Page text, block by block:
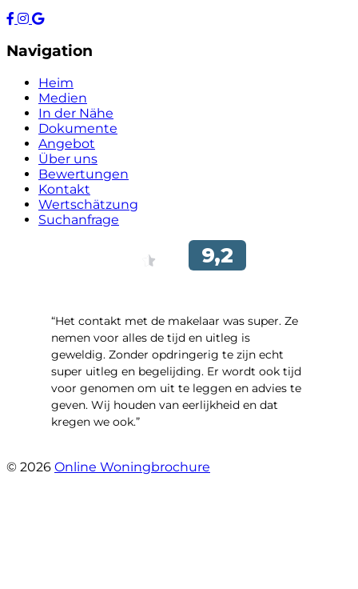
Navigation
Heim
Medien
In der Nähe
Dokumente
Angebot
Über uns
Bewertungen
Kontakt
Wertschätzung
Suchanfrage
“Het contakt met de makelaar was super. Ze
nemen voor alles de tijd en uitleg is
geweldig. Zonder opdringerig te zijn echt
super uitleg en begelijding. Er wordt ook tijd
voor genomen om uit te leggen en advies te
geven. Wij houden van eerlijkheid en dat
kregen we ook.”
© 2026 Online Woningbrochure